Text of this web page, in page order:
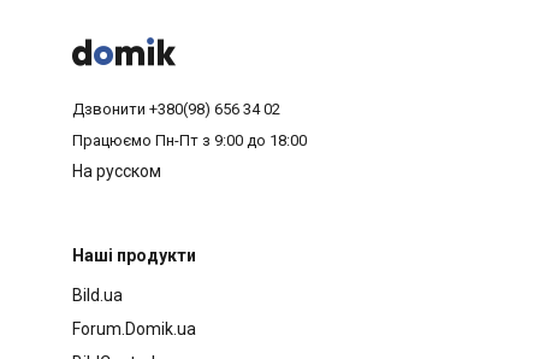



Дзвонити +380(98) 656 34 02
Працюємо Пн-Пт з 9:00 до 18:00
На русском
Наші продукти
Bild.ua
Forum.Domik.ua